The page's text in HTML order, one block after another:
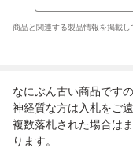
商品と関連する製品情報を掲載し
なにぶん古い商品です
神経質な方は入札をご遠
複数落札された場合は
ります。